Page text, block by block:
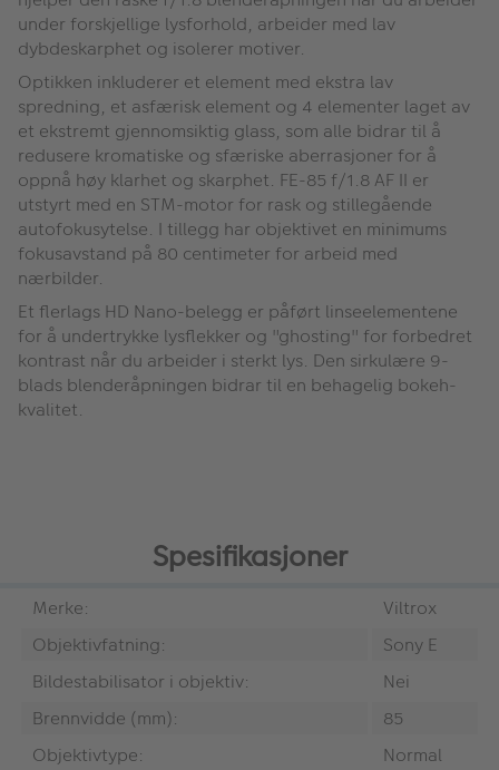
under forskjellige lysforhold, arbeider med lav
dybdeskarphet og isolerer motiver.
Optikken inkluderer et element med ekstra lav
spredning, et asfærisk element og 4 elementer laget av
et ekstremt gjennomsiktig glass, som alle bidrar til å
redusere kromatiske og sfæriske aberrasjoner for å
oppnå høy klarhet og skarphet. FE-85 f/1.8 AF II er
utstyrt med en STM-motor for rask og stillegående
autofokusytelse. I tillegg har objektivet en minimums
fokusavstand på 80 centimeter for arbeid med
nærbilder.
Et flerlags HD Nano-belegg er påført linseelementene
for å undertrykke lysflekker og "ghosting" for forbedret
kontrast når du arbeider i sterkt lys. Den sirkulære 9-
blads blenderåpningen bidrar til en behagelig bokeh-
kvalitet.
Spesifikasjoner
Merke:
Viltrox
Objektivfatning:
Sony E
Bildestabilisator i objektiv:
Nei
Brennvidde (mm):
85
Objektivtype:
Normal